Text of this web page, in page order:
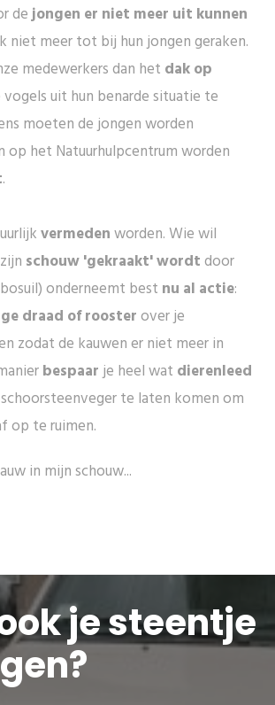
dejongen er niet meer uit kunnen
niet meer tot bij hun jongen geraken.
medewerkers dan het dak op
uit hun benarde situatie te
moeten de jongen worden
op het Natuurhulpcentrum worden
.
vermedenworden. Wie wil
schouw 'gekraakt' wordtdoor
onderneemt best nu al actie:
draad of roosterover je
zodat de kauwen er niet meer in
bespaarje heel wat dierenleed
te laten komen om
op te ruimen.
je steentje